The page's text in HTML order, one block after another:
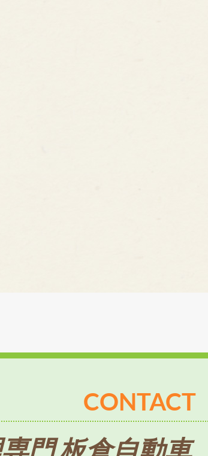
CONTACT
門 板倉自動車